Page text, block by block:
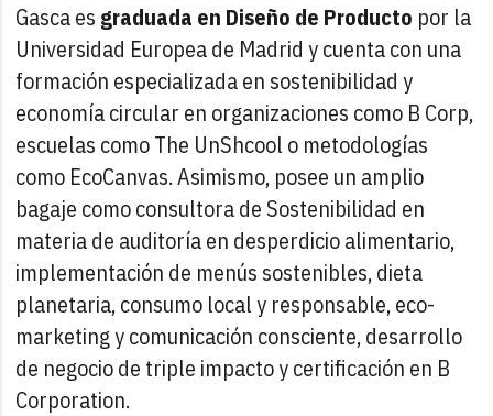
Gasca es graduada en Diseño de Producto por la
Universidad Europea de Madrid y cuenta con una
formación especializada en sostenibilidad y
economía circular en organizaciones como B Corp,
escuelas como The UnShcool o metodologías
como EcoCanvas. Asimismo, posee un amplio
bagaje como consultora de Sostenibilidad en
materia de auditoría en desperdicio alimentario,
implementación de menús sostenibles, dieta
planetaria, consumo local y responsable, eco-
marketing y comunicación consciente, desarrollo
de negocio de triple impacto y certificación en B
Corporation.